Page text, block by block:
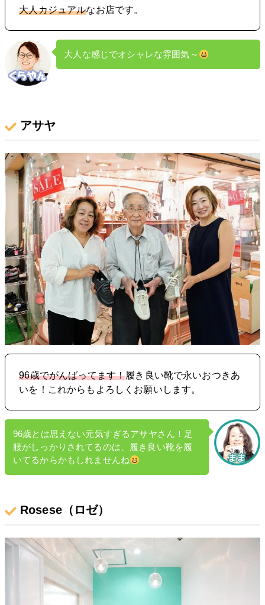
大人カジュアルなお店です。
大人な感じでオシャレな雰囲気～
アサヤ
96歳でがんばってます！履き良い靴で永いおつきあ
いを！これからもよろしくお願いします。
96歳とは思えない元気すぎるアサヤさん！足
腰がしっかりされてるのは、履き良い靴を履
いてるからかもしれませんね
Rosese（ロゼ）